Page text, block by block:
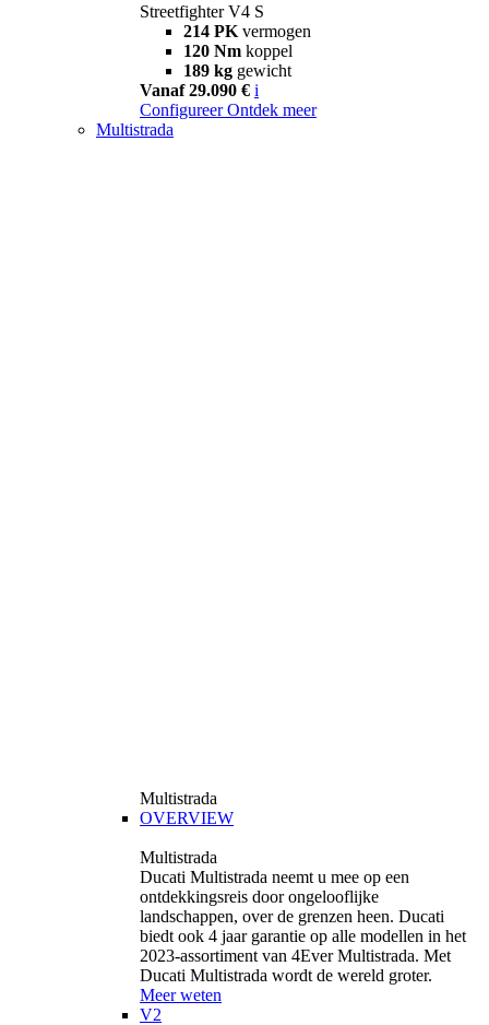
Streetfighter V4 S
214 PK vermogen
120 Nm koppel
189 kg gewicht
Vanaf 29.090 € i
Configureer Ontdek meer
Multistrada
Multistrada
OVERVIEW
Multistrada
Ducati Multistrada neemt u mee op een
ontdekkingsreis door ongelooflijke
landschappen, over de grenzen heen. Ducati
biedt ook 4 jaar garantie op alle modellen in het
2023-assortiment van 4Ever Multistrada. Met
Ducati Multistrada wordt de wereld groter.
Meer weten
V2